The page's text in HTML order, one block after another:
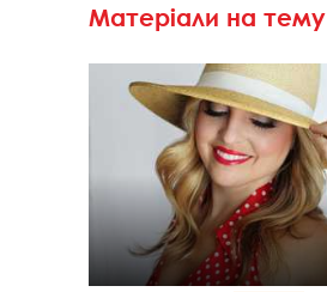
Матеріали на тему